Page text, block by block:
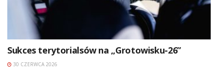
Sukces terytorialsów na „Grotowisku-26”
30 CZERWCA 2026